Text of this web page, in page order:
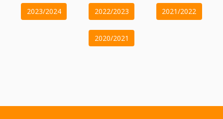
2023/2024 2022/2023 2021/2022
2020/2021